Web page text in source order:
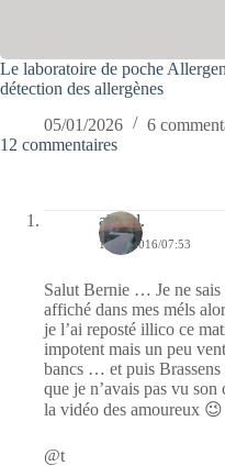
Le laboratoire de poche
détection des allergènes
05/01/2026
6
12 commentaires
alain l.
19/07/2016/07:53
Salut Bernie … Je ne sais
affiché dans mes méls
je l’ai reposté illico ce
impotent mais un peu
bancs … et puis
que je n’avais pas vu
la vidéo des amoureux
@t